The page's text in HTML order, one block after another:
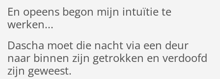
En opeens begon mijn intuïtie te
werken...
Dascha moet die nacht via een deur
naar binnen zijn getrokken en verdoofd
zijn geweest.